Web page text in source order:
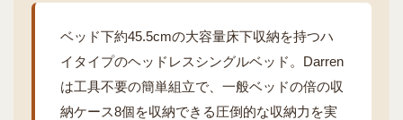
ベッド下約45.5cmの大容量床下収納を持つハ
イタイプのヘッドレスシングルベッド。Darren
は工具不要の簡単組立で、一般ベッドの倍の収
納ケース8個を収納できる圧倒的な収納力を実